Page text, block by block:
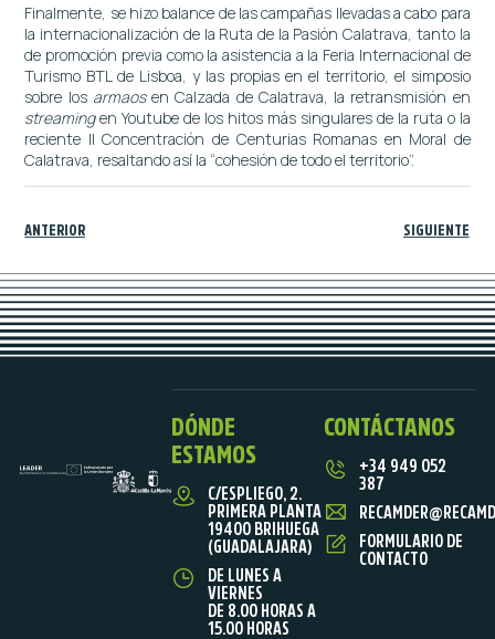
Finalmente, se hizo balance de las campañas llevadas a cabo para
la internacionalización de la Ruta de la Pasión Calatrava, tanto la
de promoción previa como la asistencia a la Feria Internacional de
Turismo BTL de Lisboa, y las propias en el territorio, el simposio
sobre los armaosen Calzada de Calatrava, la retransmisión en
streamingen Youtube de los hitos más singulares de la ruta o la
reciente II Concentración de Centurias Romanas en Moral de
Calatrava, resaltando así la “cohesión de todo el territorio”.
ANTERIOR SIGUIENTE
DÓNDE
ESTAMOS
C/ESPLIEGO, 2.
PRIMERA PLANTA
19400 BRIHUEGA
(GUADALAJARA)
DE LUNES A
VIERNES
DE 8.00 HORAS A
15.00 HORAS
CONTÁCTANOS
+34 949 052
387
FORMULARIO DE
CONTACTO